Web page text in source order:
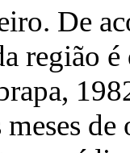
De
região